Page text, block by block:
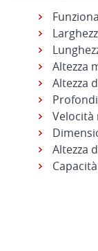
Altezza
Altezza
Velocità
Altezza